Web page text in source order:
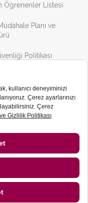
Öğrenenler Listesi
Planı ve
Politikası